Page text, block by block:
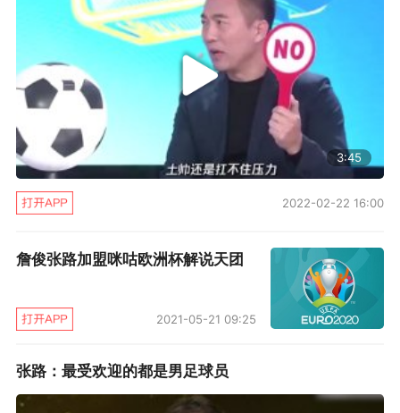
么会啊。中国每年能够保持长期踢球的孩子就一
万人，西班牙德国都是几十万至百万人踢球，中
国最大问题就是踢球的孩子太少，你不踢没有实
战体验怎么能学好足球啊。”
“其次，孩子们接触足球的氛围太差，除了国家队
中超中甲，国内就没有什么联赛了，西班牙多少
级联赛？英国多少级联赛？人家一个村一个镇都
玩，我们要是有这种氛围的熏陶，还愁足球差
吗？”张路表示，国际足联调查后也称，一个国家
要搞好足球最重要的就是足球传统，“如果我们有
3:45
2022-02-22 16:00
詹俊张路加盟咪咕欧洲杯解说天团
2021-05-21 09:25
张路：最受欢迎的都是男足球员